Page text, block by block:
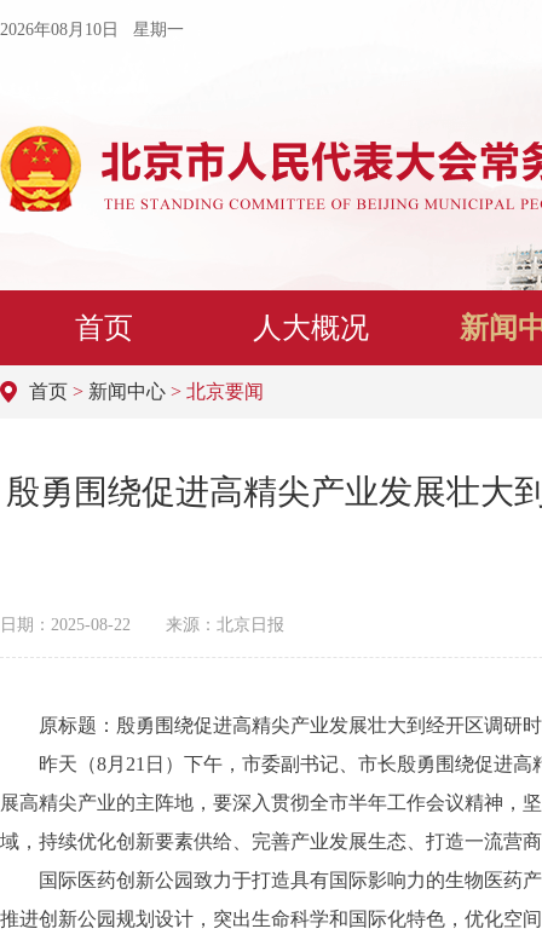
2026年08月10日 星期一
首页 人大概况 新闻
首页 > 新闻中心 > 北京要闻
殷勇围绕促进高精尖产业发展壮大
日期：2025-08-22 来源：北京日报
原标题：殷勇围绕促进高精尖产业发展壮大到经开区调研
昨天（8月21日）下午，市委副书记、市长殷勇围绕促进高
展高精尖产业的主阵地，要深入贯彻全市半年工作会议精神，
域，持续优化创新要素供给、完善产业发展生态、打造一流营
国际医药创新公园致力于打造具有国际影响力的生物医药产
推进创新公园规划设计，突出生命科学和国际化特色，优化空